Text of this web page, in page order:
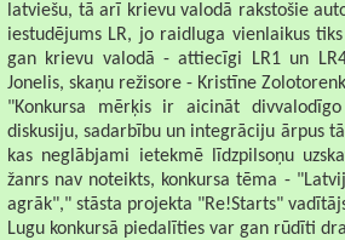
latviešu, tā arī krievu valodā rakstošie
iestudējums LR, jo raidluga vienlaikus
gan krievu valodā - attiecīgi LR1 un
Jonelis, skaņu režisore - Kristīne
"Konkursa mērķis ir aicināt
diskusiju, sadarbību un integrāciju ārpus
kas neglābjami ietekmē līdzpilsoņu
žanrs nav noteikts, konkursa tēma -
agrāk"," stāsta projekta "Re!Starts"
Lugu konkursā piedalīties var gan rūdīti